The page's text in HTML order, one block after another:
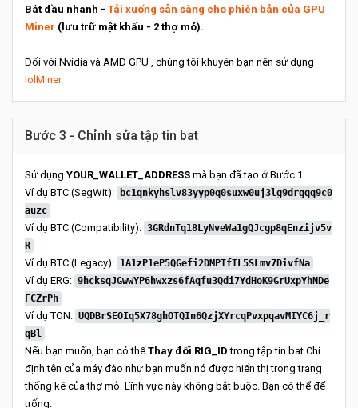
Bắt đầu nhanh - Tải xuống sẵn sàng cho phiên bản của GPU
Miner (lưu trữ mật khẩu - 2 thợ mỏ).
Đối với Nvidia và AMD GPU , chúng tôi khuyên bạn nên sử dụng
lolMiner.
Bước 3 - Chỉnh sửa tập tin bat
Sử dụng YOUR_WALLET_ADDRESS mà bạn đã tạo ở Bước 1.
Ví dụ BTC (SegWit):
bc1qnkyhslv83yyp0q0suxw0uj3lg9drgqq9c0
auzc
Ví dụ BTC (Compatibility): 3GRdnTq18LyNveWa1gQJcgp8qEnzijv5v
R
Ví dụ BTC (Legacy): 1A1zP1eP5QGefi2DMPTfTL5SLmv7DivfNa
Ví dụ ERG: 9hcksqJGwwYP6hwxzs6fAqfu3Qdi7YdHoK9GrUxpYhNDe
FCZrPh
Ví dụ TON: UQDBrSEOIq5X78ghOTQIn6QzjXYrcqPvxpqavMIYC6j_r
qBl
Nếu bạn muốn, bạn có thểThay đổi RIG_ID trong tập tin bat Chỉ
định tên của máy đào như bạn muốn nó được hiển thị trong trang
thống kê của thợ mỏ. Lĩnh vực này không bắt buộc. Bạn có thể để
trống.